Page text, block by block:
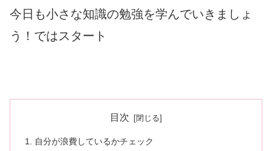
今日も小さな知識の勉強を学んでいきましょ
う！ではスタート
目次
自分が浪費しているかチェック